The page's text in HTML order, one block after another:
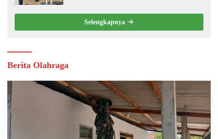
Selengkapnya
Berita Olahraga